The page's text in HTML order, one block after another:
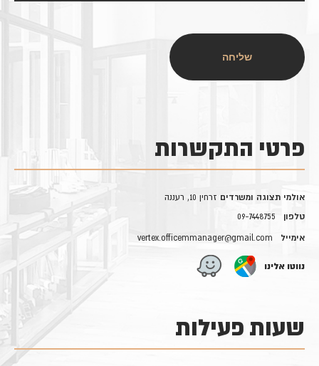
פרטי התקשרות
אולמי תצוגה ומשרדים זרחין 10, רעננה
טלפון 09-7448755
אימייל vertex.officemmanager@gmail.com
נווטו אלינו
שעות פעילות